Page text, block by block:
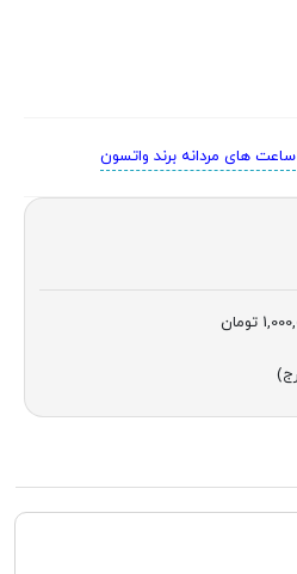
ساعت های مردانه برند واتسون
تومان